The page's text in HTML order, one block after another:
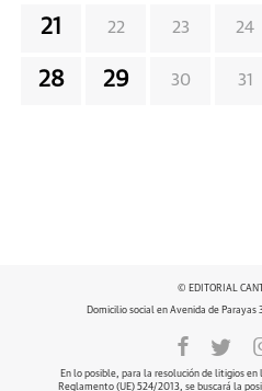
21 22 23 24
28 29 30 31
© EDITORIAL
Domicilio social en Avenida de
En lo posible, para la resolución de litigios
Reglamento (UE) 524/2013, se buscará la